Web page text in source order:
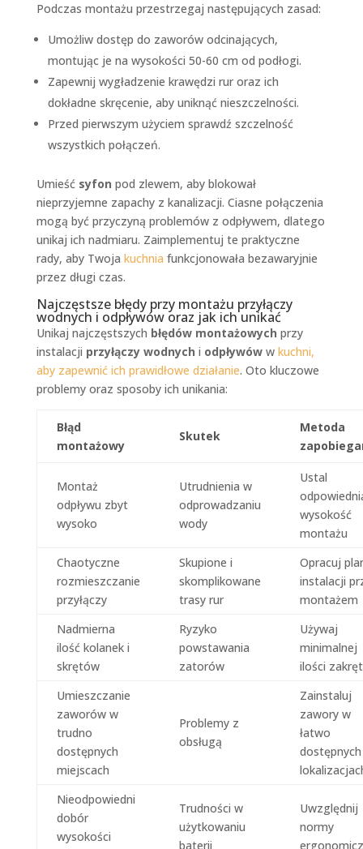
Podczas montażu przestrzegaj następujących zasad:
Umożliw dostęp do zaworów odcinających,
montując je na wysokości 50-60 cm od podłogi.
Zapewnij wygładzenie krawędzi rur oraz ich
dokładne skręcenie, aby uniknąć nieszczelności.
Przed pierwszym użyciem sprawdź szczelność
wszystkich połączeń.
Umieść syfon pod zlewem, aby blokował
nieprzyjemne zapachy z kanalizacji. Ciasne połączenia
mogą być przyczyną problemów z odpływem, dlatego
unikaj ich nadmiaru. Zaimplementuj te praktyczne
rady, aby Twoja kuchnia funkcjonowała bezawaryjnie
przez długi czas.
Najczęstsze błędy przy montażu przyłączy
wodnych i odpływów oraz jak ich unikać
Unikaj najczęstszych błędów montażowych przy
instalacji przyłączy wodnych i odpływóww kuchni,
aby zapewnić ich prawidłowe działanie. Oto kluczowe
problemy oraz sposoby ich unikania:
Błąd
montażowy
Skutek
Metoda
Montaż
odpływu zbyt
wysoko
Utrudnienia w
odprowadzaniu
wody
Ustal
wysokość
montażu
Chaotyczne
rozmieszczanie
przyłączy
Skupione i
skomplikowane
trasy rur
Opracuj
instalacji
montażem
Nadmierna
ilość kolanek i
skrętów
Ryzyko
powstawania
zatorów
Używaj
minimalnej
ilości
Umieszczanie
zaworów w
trudno
dostępnych
miejscach
Problemy z
obsługą
Zainstaluj
zawory w
łatwo
dostępnych
Nieodpowiedni
dobór
wysokości
Trudności w
użytkowaniu
baterii
Uwzględnij
normy